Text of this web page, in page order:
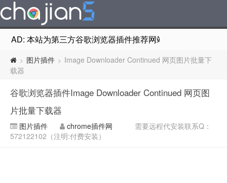
AD: 本站为第三方谷歌浏览器插件推荐网站，非Google
> 图片插件 > Image Downloader Continued 网页图片批量下
载器
谷歌浏览器插件Image Downloader Continued 网页图
片批量下载器
图片插件 chrome插件网
需要远程代安装联系Q：
572122102（注明:付费安装）